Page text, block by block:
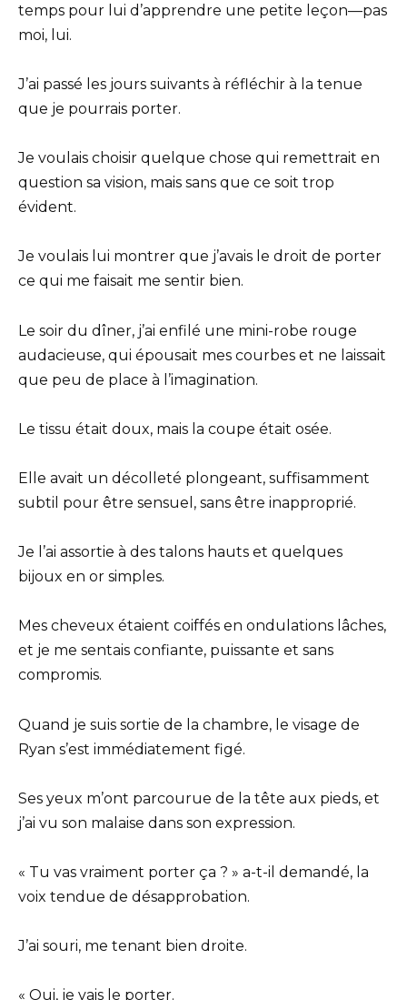
temps pour lui d’apprendre une petite leçon—pas
moi, lui.
J’ai passé les jours suivants à réfléchir à la tenue
que je pourrais porter.
Je voulais choisir quelque chose qui remettrait en
question sa vision, mais sans que ce soit trop
évident.
Je voulais lui montrer que j’avais le droit de porter
ce qui me faisait me sentir bien.
Le soir du dîner, j’ai enfilé une mini-robe rouge
audacieuse, qui épousait mes courbes et ne laissait
que peu de place à l’imagination.
Le tissu était doux, mais la coupe était osée.
Elle avait un décolleté plongeant, suffisamment
subtil pour être sensuel, sans être inapproprié.
Je l’ai assortie à des talons hauts et quelques
bijoux en or simples.
Mes cheveux étaient coiffés en ondulations lâches,
et je me sentais confiante, puissante et sans
compromis.
Quand je suis sortie de la chambre, le visage de
Ryan s’est immédiatement figé.
Ses yeux m’ont parcourue de la tête aux pieds, et
j’ai vu son malaise dans son expression.
« Tu vas vraiment porter ça ? » a-t-il demandé, la
voix tendue de désapprobation.
J’ai souri, me tenant bien droite.
« Oui, je vais le porter.